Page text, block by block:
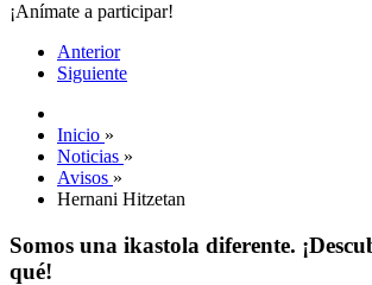
¡Anímate a participar!
Anterior
Siguiente
Inicio »
Noticias »
Avisos »
Hernani Hitzetan
Somos una ikastola diferente.
qué!